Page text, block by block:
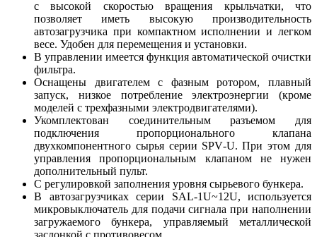
с высокой скоростью вращения крыльчатки, что
позволяет иметь высокую производительность
автозагрузчика при компактном исполнении и легком
весе. Удобен для перемещения и установки.
В управлении имеется функция автоматической очистки
фильтра.
Оснащены двигателем с фазным ротором, плавный
запуск, низкое потребление электроэнергии (кроме
моделей с трехфазными электродвигателями).
Укомплектован соединительным разъемом для
подключения пропорционального клапана
двухкомпонентного сырья серии SPV-U. При этом для
управления пропорциональным клапаном не нужен
дополнительный пульт.
С регулировкой заполнения уровня сырьевого бункера.
В автозагрузчиках серии SAL-1U~12U, используется
микровыключатель для подачи сигнала при наполнении
загружаемого бункера, управляемый металлической